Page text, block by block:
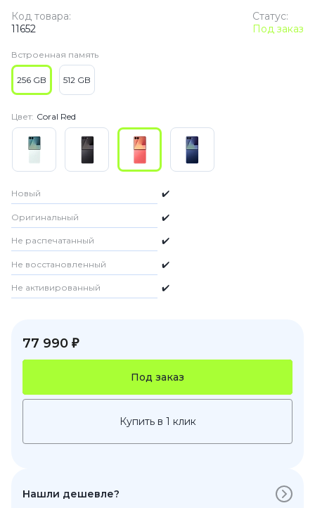
Статус:
Под заказ
Код товара:
11652
Встроенная память
256 GB 512 GB
Цвет: Coral Red
Новый ✔️
Оригинальный ✔️
Не распечатанный ✔️
Не восстановленный ✔️
Не активированный ✔️
77 990 ₽
Под заказ
Купить в 1 клик
Нашли дешевле?